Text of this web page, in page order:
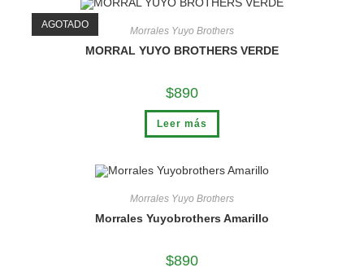
AGOTADO
Morrales Yuyo Brothers
MORRAL YUYO BROTHERS VERDE
$890
Leer más
Morrales Yuyo Brothers
Morrales Yuyobrothers Amarillo
$890